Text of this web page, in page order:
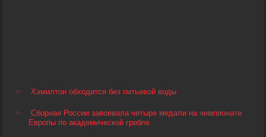
Хэмилтон обходится без питьевой воды
Сборная России завоевала четыре медали на чемпионате
Европы по академической гребле